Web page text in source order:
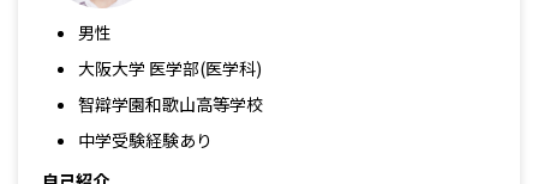
男性
大阪大学 医学部(医学科)
智辯学園和歌山高等学校
中学受験経験あり